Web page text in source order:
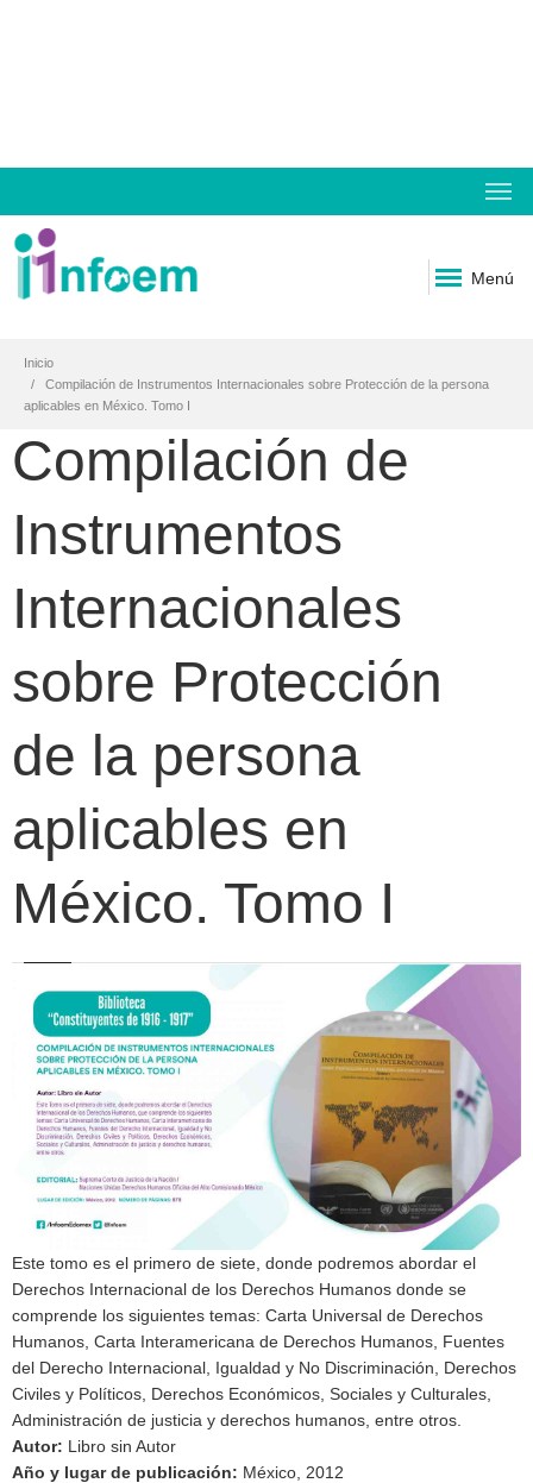
Menú
Inicio
Compilación de Instrumentos Internacionales sobre Protección de la persona
aplicables en México. Tomo I
Compilación de
Instrumentos
Internacionales
sobre Protección
de la persona
aplicables en
México. Tomo I
Este tomo es el primero de siete, donde podremos abordar el
Derechos Internacional de los Derechos Humanos donde se
comprende los siguientes temas: Carta Universal de Derechos
Humanos, Carta Interamericana de Derechos Humanos, Fuentes
del Derecho Internacional, Igualdad y No Discriminación, Derechos
Civiles y Políticos, Derechos Económicos, Sociales y Culturales,
Administración de justicia y derechos humanos, entre otros.
Autor: Libro sin Autor
Año y lugar de publicación: México, 2012